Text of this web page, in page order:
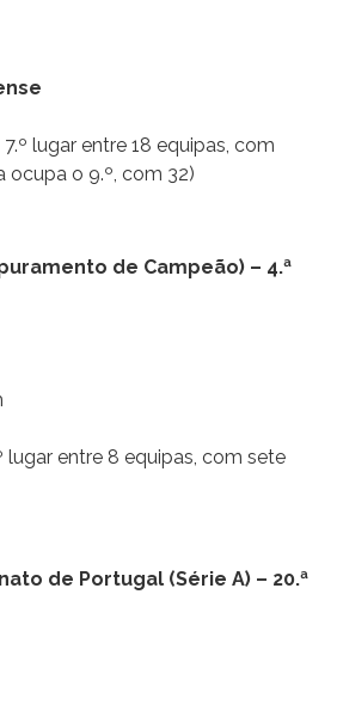
lugar entre 18 equipas, com
ocupa o 9.º, com 32)
de Campeão) – 4.ª
lugar entre 8 equipas, com sete
de Portugal (Série A) – 20.ª